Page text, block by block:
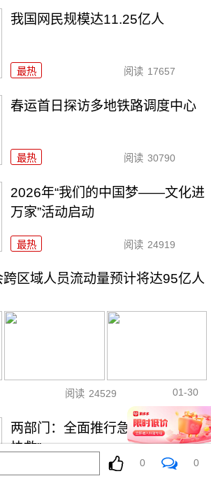
我国网民规模达11.25亿人
最热 阅读 17657
春运首日探访多地铁路调度中心
最热 阅读 30790
2026年“我们的中国梦——文化进
万家”活动启动
最热 阅读 24919
区域人员流动量预计将达95亿人
阅读 24529 01-30
两部门：全面推行急难事项“小额
快救”
0 0